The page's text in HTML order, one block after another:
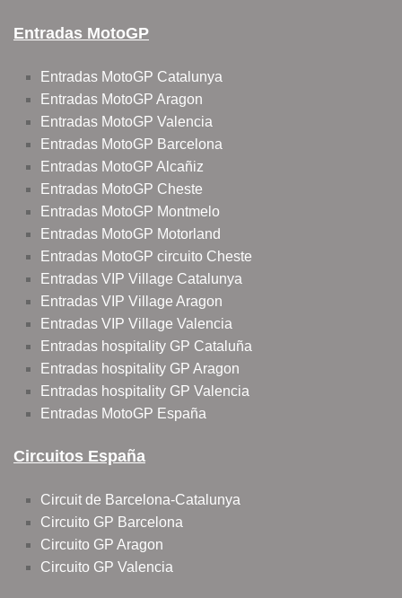
Entradas MotoGP
Entradas MotoGP Catalunya
Entradas MotoGP Aragon
Entradas MotoGP Valencia
Entradas MotoGP Barcelona
Entradas MotoGP Alcañiz
Entradas MotoGP Cheste
Entradas MotoGP Montmelo
Entradas MotoGP Motorland
Entradas MotoGP circuito Cheste
Entradas VIP Village Catalunya
Entradas VIP Village Aragon
Entradas VIP Village Valencia
Entradas hospitality GP Cataluña
Entradas hospitality GP Aragon
Entradas hospitality GP Valencia
Entradas MotoGP España
Circuitos España
Circuit de Barcelona-Catalunya
Circuito GP Barcelona
Circuito GP Aragon
Circuito GP Valencia